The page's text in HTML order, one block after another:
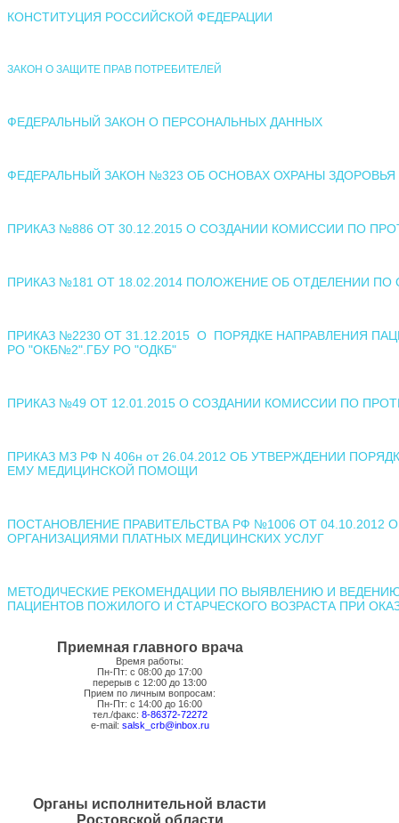
КОНСТИТУЦИЯ РОССИЙСКОЙ ФЕДЕРАЦИИ
ЗАКОН О ЗАЩИТЕ ПРАВ ПОТРЕБИТЕЛЕЙ
ФЕДЕРАЛЬНЫЙ ЗАКОН О ПЕРСОНАЛЬНЫХ ДАННЫХ
ФЕДЕРАЛЬНЫЙ ЗАКОН №323 ОБ ОСНОВАХ ОХРАНЫ ЗДОРОВЬЯ
ПРИКАЗ №886 ОТ 30.12.2015 О СОЗДАНИИ КОМИССИИ ПО
ПРИКАЗ №181 ОТ 18.02.2014 ПОЛОЖЕНИЕ ОБ ОТДЕЛЕНИИ
ПРИКАЗ №2230 ОТ 31.12.2015 О ПОРЯДКЕ НАПРАВЛЕНИЯ
РО "ОКБ№2".ГБУ РО "ОДКБ"
ПРИКАЗ №49 ОТ 12.01.2015 О СОЗДАНИИ КОМИССИИ ПО
ПРИКАЗ МЗ РФ N 406н от 26.04.2012 ОБ УТВЕРЖДЕНИИ
ЕМУ МЕДИЦИНСКОЙ ПОМОЩИ
ПОСТАНОВЛЕНИЕ ПРАВИТЕЛЬСТВА РФ №1006 ОТ
ОРГАНИЗАЦИЯМИ ПЛАТНЫХ МЕДИЦИНСКИХ УСЛУГ
МЕТОДИЧЕСКИЕ РЕКОМЕНДАЦИИ ПО ВЫЯВЛЕНИЮ И
ПАЦИЕНТОВ ПОЖИЛОГО И СТАРЧЕСКОГО ВОЗРАСТА ПРИ
Приемная главного врача
Время работы:
Пн-Пт: с 08:00 до 17:00
перерыв с 12:00 до 13:00
Прием по личным вопросам:
Пн-Пт: с 14:00 до 16:00
тел./факс: 8-86372-72272
e-mail: salsk_crb@inbox.ru
Органы исполнительной власти
Ростовской области